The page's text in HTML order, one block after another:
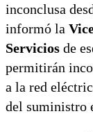
inconclusa
informó la
Servicios de
permitirán
a la red
del suministro